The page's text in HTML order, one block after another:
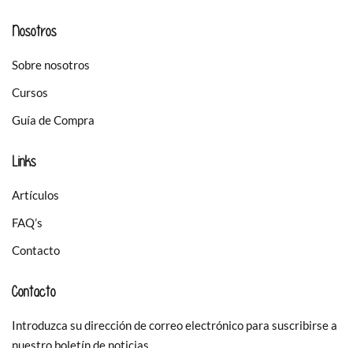
Nosotros
Sobre nosotros
Cursos
Guía de Compra
Links
Artículos
FAQ’s
Contacto
Contacto
Introduzca su dirección de correo electrónico para suscribirse a
nuestro boletín de noticias